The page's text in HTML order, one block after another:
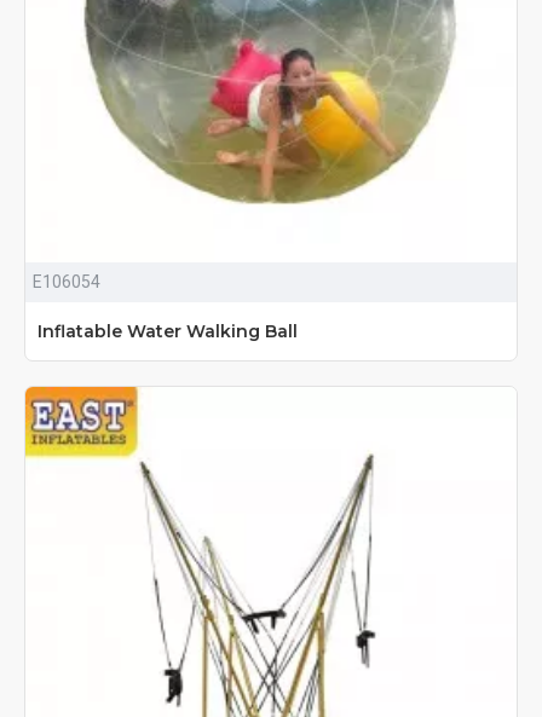
E106054
Inflatable Water Walking Ball